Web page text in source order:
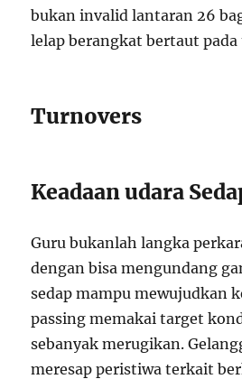
bukan invalid lantaran 26
lelap berangkat bertaut pada
Turnovers
Keadaan udara
Guru bukanlah langka
dengan bisa mengundang
sedap mampu mewujudkan
passing memakai target
sebanyak merugikan.
meresap peristiwa terkait